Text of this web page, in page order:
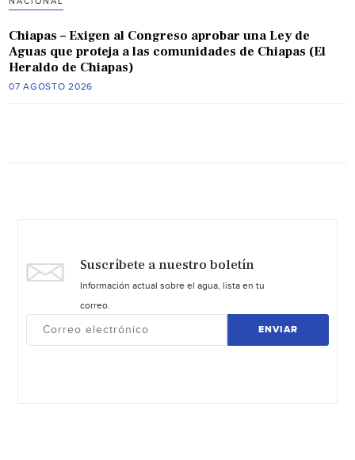
Chiapas – Exigen al Congreso aprobar una Ley de
Aguas que proteja a las comunidades de Chiapas (El
Heraldo de Chiapas)
07 AGOSTO 2026
Suscríbete a nuestro boletín
Información actual sobre el agua, lista en tu
correo.
ENVIAR